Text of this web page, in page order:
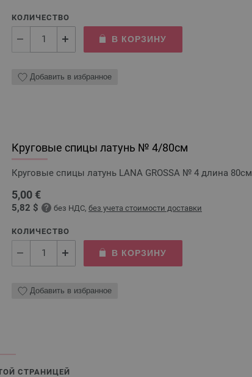
КОЛИЧЕСТВО
В КОРЗИНУ
Добавить в избранное
Круговые спицы латунь № 4/80см
Круговые спицы латунь LANA GROSSA № 4 длина 80см
5,00 €
5,82 $ без НДС, без учета стоимости доставки
КОЛИЧЕСТВО
В КОРЗИНУ
Добавить в избранное
СТРАНИЦЕЙ